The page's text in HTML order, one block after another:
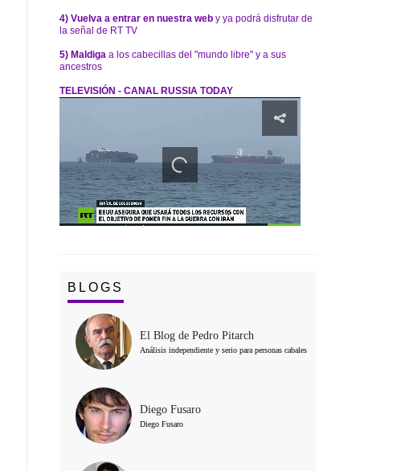
4) Vuelva a entrar en nuestra web y ya podrá disfrutar de
la señal de RT TV
5) Maldiga a los cabecillas del "mundo libre" y a sus
ancestros
TELEVISIÓN - CANAL RUSSIA TODAY
BLOGS
El Blog de Pedro Pitarch
Análisis independiente y serio para personas cabales
Diego Fusaro
Diego Fusaro